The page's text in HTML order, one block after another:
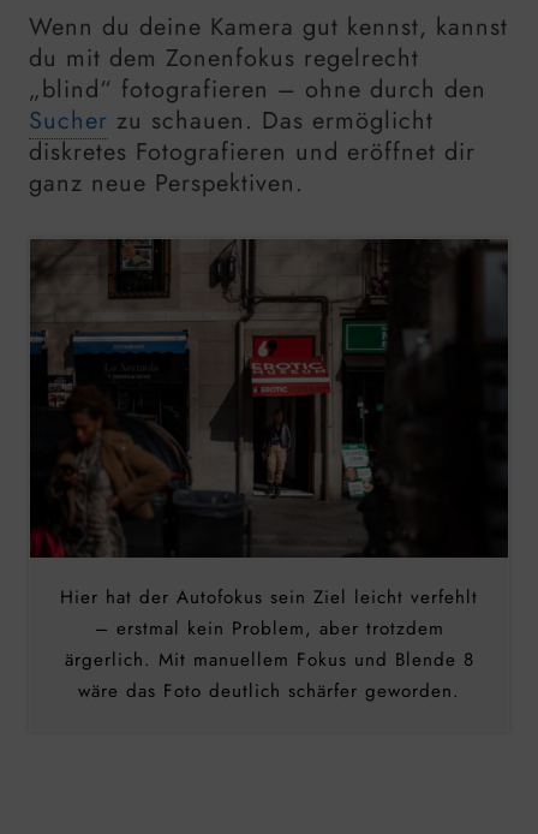
Wenn du deine Kamera gut kennst, kannst
du mit dem Zonenfokus regelrecht
„blind“ fotografieren – ohne durch den
Sucher zu schauen. Das ermöglicht
diskretes Fotografieren und eröffnet dir
ganz neue Perspektiven.
Hier hat der Autofokus sein Ziel leicht verfehlt
– erstmal kein Problem, aber trotzdem
ärgerlich. Mit manuellem Fokus und Blende 8
wäre das Foto deutlich schärfer geworden.